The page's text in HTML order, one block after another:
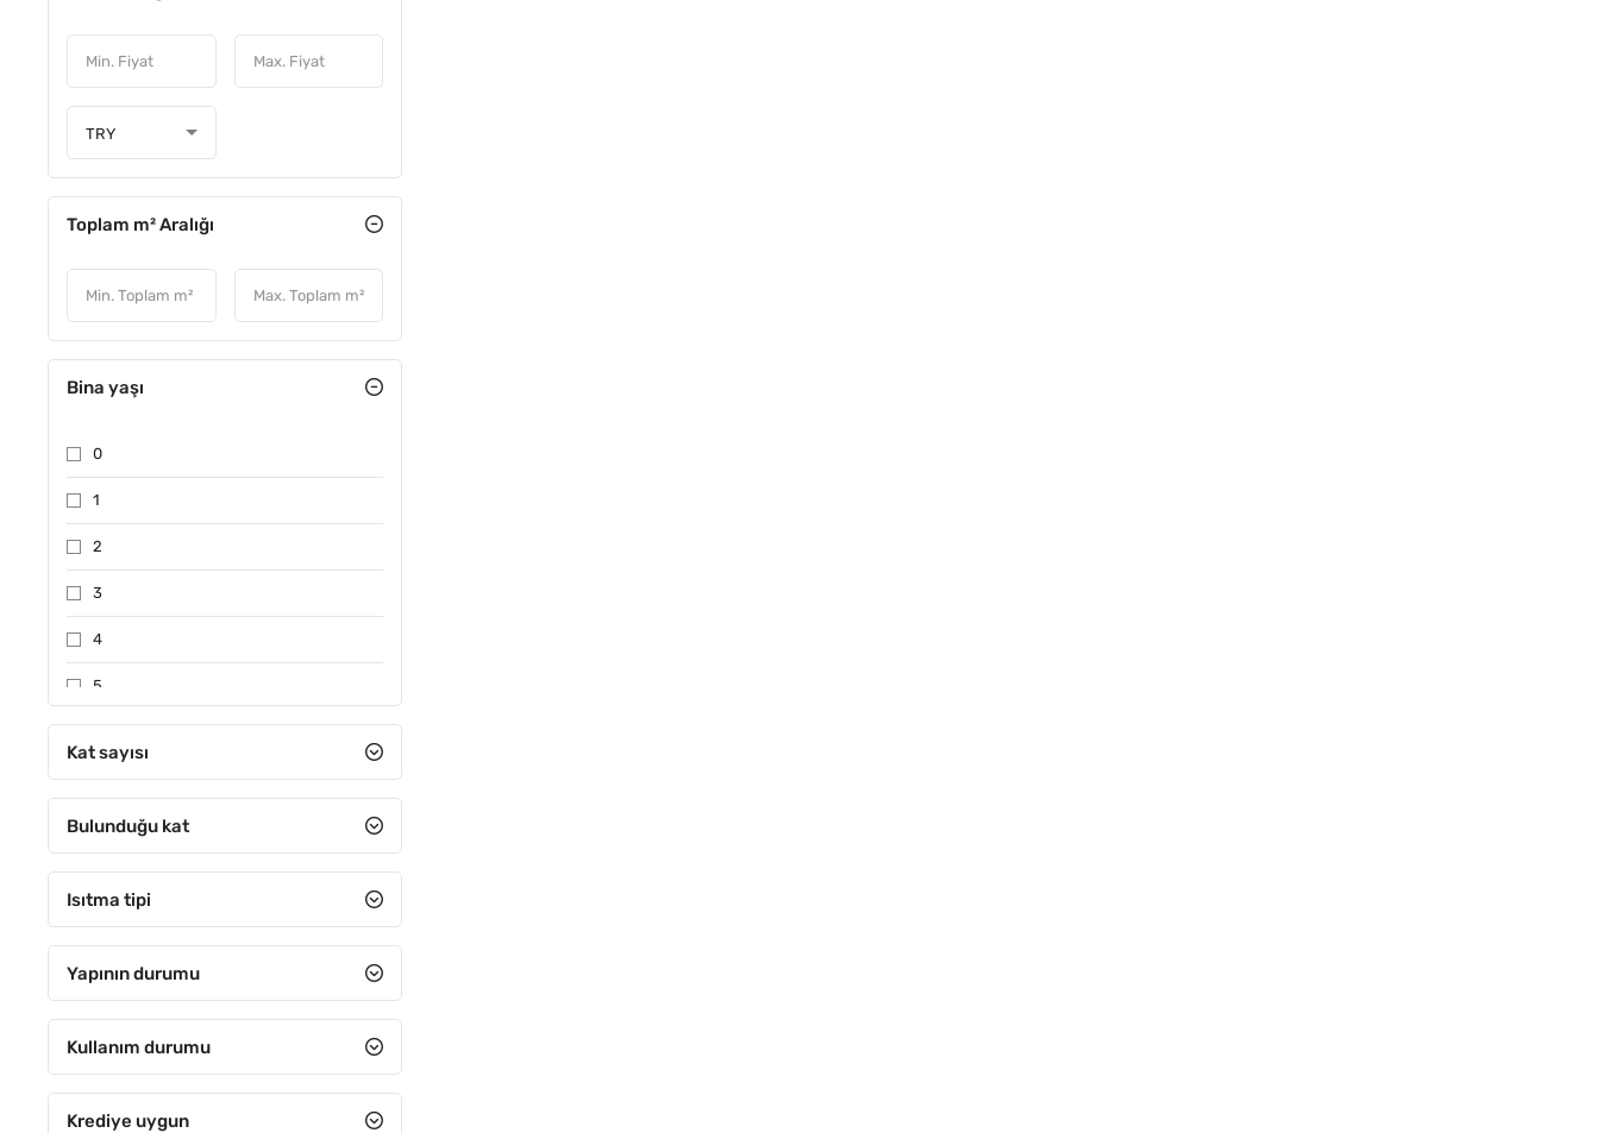
TRY
Toplam m² Aralığı
Bina yaşı
0
1
2
3
4
5
11-15 arası
16-20 arası
21-25 arası
31 ve Üzeri
Kat sayısı
Bulunduğu kat
Isıtma tipi
Yapının durumu
Kullanım durumu
Krediye uygun